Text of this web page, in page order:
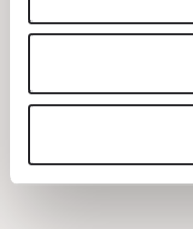
Vi använder
för sociala medier
vidarebefordrar
information från
annons- och
Dessa kan i sin tur